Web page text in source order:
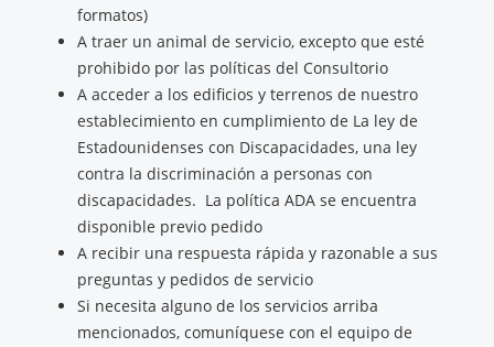
formatos)
A traer un animal de servicio, excepto que esté
prohibido por las políticas del Consultorio
A acceder a los edificios y terrenos de nuestro
establecimiento en cumplimiento de La ley de
Estadounidenses con Discapacidades, una ley
contra la discriminación a personas con
discapacidades. La política ADA se encuentra
disponible previo pedido
A recibir una respuesta rápida y razonable a sus
preguntas y pedidos de servicio
Si necesita alguno de los servicios arriba
mencionados, comuníquese con el equipo de